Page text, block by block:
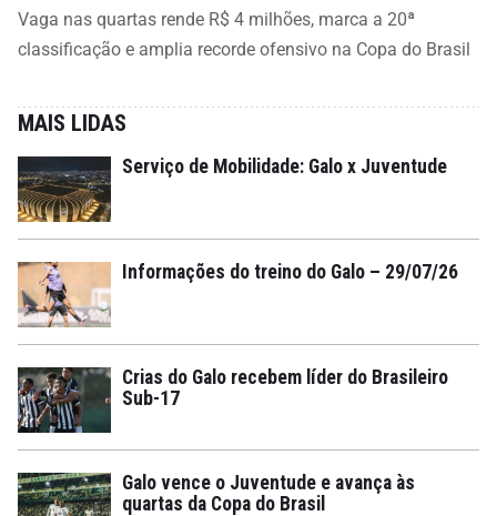
Vaga nas quartas rende R$ 4 milhões, marca a 20ª
classificação e amplia recorde ofensivo na Copa do Brasil
MAIS LIDAS
Serviço de Mobilidade: Galo x Juventude
Informações do treino do Galo – 29/07/26
Crias do Galo recebem líder do Brasileiro
Sub-17
Galo vence o Juventude e avança às
quartas da Copa do Brasil